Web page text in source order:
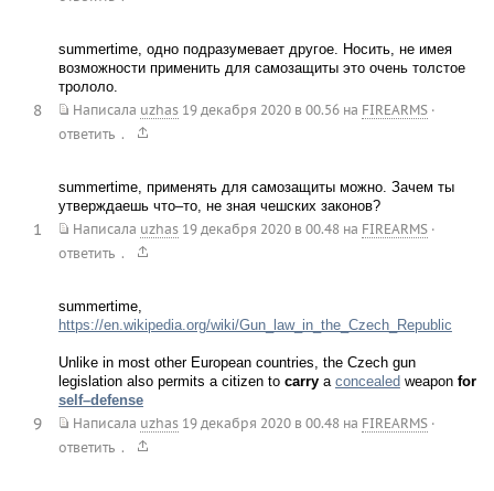
summertime, одно подразумевает другое. Носить, не имея
возможности применить для самозащиты это очень толстое
трололо.
Написала uzhas 19 декабря 2020 в 00.56на FIREARMS ·
ответить .
8
summertime, применять для самозащиты можно. Зачем ты
утверждаешь что–то, не зная чешских законов?
Написала uzhas 19 декабря 2020 в 00.48на FIREARMS ·
ответить .
1
summertime,
https://en.wikipedia.org/wiki/Gun_law_in_the_Czech_Republic
Unlike in most other European countries, the Czech gun
legislation also permits a citizen to carrya concealed weapon for
self–defense
Написала uzhas 19 декабря 2020 в 00.48на FIREARMS ·
ответить .
9